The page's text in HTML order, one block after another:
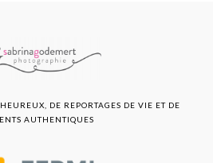
DE REPORTAGES DE VIE ET DE
AUTHENTIQUES